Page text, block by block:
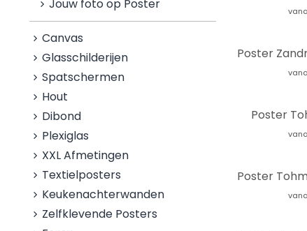
Jouw foto op Poster
Canvas
Glasschilderijen
Spatschermen
Hout
Dibond
Plexiglas
XXL Afmetingen
Textielposters
Keukenachterwanden
Zelfklevende Posters
Poster
Poster